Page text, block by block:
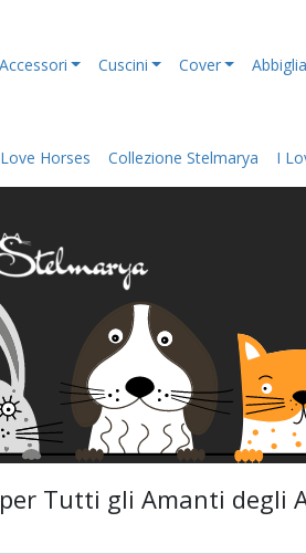
Cuscini Cover
Horses Collezione Stelmarya I
Tutti gli Amanti degli